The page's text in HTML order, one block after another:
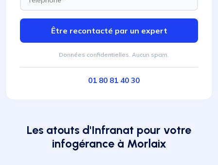
Être recontacté par un expert
Données confidentielles. Aucun spam.
01 80 81 40 30
Les atouts d'Infranat pour votre
infogérance à Morlaix